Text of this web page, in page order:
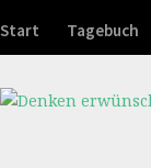
Start Tagebuch